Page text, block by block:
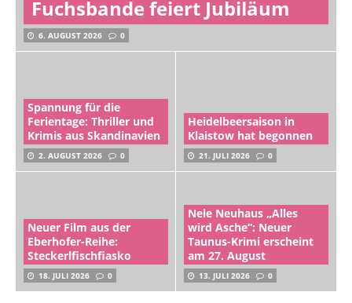
Fuchsbande feiert Jubiläum
6. AUGUST 2026 0
Spannung für die
Ferientage: Thriller und
Krimis aus Skandinavien
2. AUGUST 2026 0
Heidelbeersaison in
Klaistow hat begonnen
21. JULI 2026 0
Neuer Film aus der
Eberhofer-Reihe:
Steckerlfischfiasko
18. JULI 2026 0
Nele Neuhaus „Alles
wird Asche“: Neuer
Taunus-Krimi erscheint
am 27. August
13. JULI 2026 0